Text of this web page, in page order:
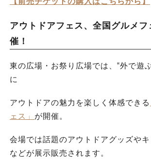
アウトドアフェス、全国グルメフ
催！
東の広場・お祭り広場では、‟外で遊
に
アウトドアの魅力を楽しく体感できる
ェス」 が開催。
会場では話題のアウトドアグッズや
などが展示販売されます。